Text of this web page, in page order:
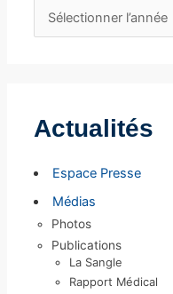
r
v
Actualités
Espace Presse
Médias
Photos
Publications
La Sangle
Rapport Médical